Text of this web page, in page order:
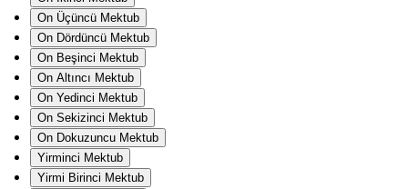
On Üçüncü Mektub
On Dördüncü Mektub
On Beşinci Mektub
On Altıncı Mektub
On Yedinci Mektub
On Sekizinci Mektub
On Dokuzuncu Mektub
Yirminci Mektub
Yirmi Birinci Mektub